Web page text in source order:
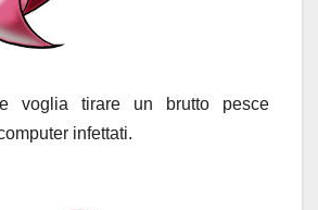
voglia tirare un brutto pesce
infettati.